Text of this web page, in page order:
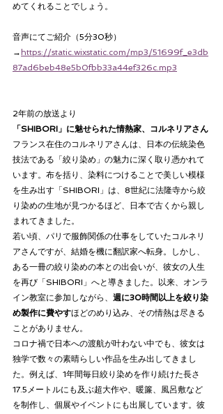
めてくれることでしょう。
音声にてご紹介（5分30秒）
→https://static.wixstatic.com/mp3/51699f_e3db
87ad6beb48e5b0fbb33a44ef326c.mp3
2年前の放送より
「SHIBORI」に魅せられた情熱家、コルネリアさん
フランス在住のコルネリアさんは、日本の伝統染色
技法である「絞り染め」の魅力に深く取り憑かれて
います。布を括り、染料につけることで美しい模様
を生み出す「SHIBORI」は、8世紀に法隆寺から絞
り染めの生地が見つかるほど、日本で古くから親し
まれてきました。
若い頃、パリで服飾関係の仕事をしていたコルネリ
アさんですが、結婚を機に翻訳家へ転身。しかし、
ある一冊の絞り染めの本との出会いが、彼女の人生
を再び「SHIBORI」へと導きました。以来、オンラ
イン教室に参加しながら、 週に30時間以上を絞り染
め製作に費やすほどのめり込み、その情熱は尽きる
ことがありません。
コロナ禍で日本への渡航が叶わない中でも、彼女は
独学で数々の素晴らしい作品を生み出してきまし
た。例えば、1年間毎日絞り染めを作り続けた長さ
17.5メートルにも及ぶ超大作や、暖簾、風呂敷など
を制作し、個展やイベントにも出展しています。彼